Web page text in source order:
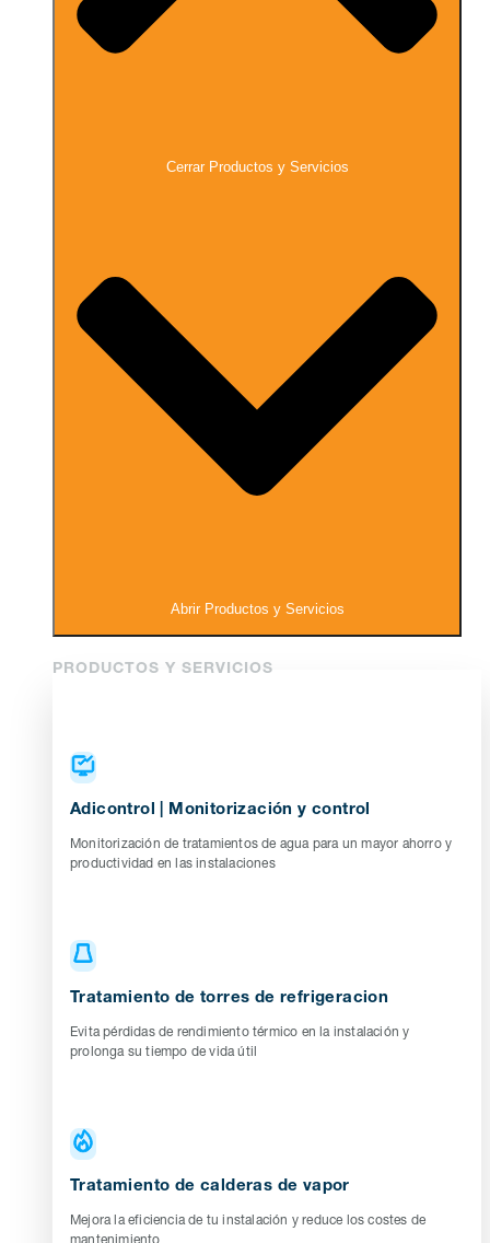
Cerrar Productos y Servicios
Abrir Productos y Servicios
PRODUCTOS Y SERVICIOS
Adicontrol | Monitorización y control
Monitorización de tratamientos de agua para un mayor ahorro y
productividad en las instalaciones
Tratamiento de torres de refrigeracion
Evita pérdidas de rendimiento térmico en la instalación y
prolonga su tiempo de vida útil
Tratamiento de calderas de vapor
Mejora la eficiencia de tu instalación y reduce los costes de
mantenimiento